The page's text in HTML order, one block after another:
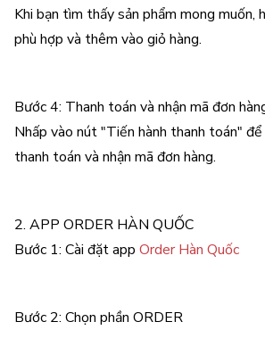
Khi bạn tìm thấy sản phẩm mong muốn,
phù hợp và thêm vào giỏ hàng.
Bước 4: Thanh toán và nhận mã đơn
Nhấp vào nút "Tiến hành thanh toán" để
thanh toán và nhận mã đơn hàng.
2. APP ORDER HÀN QUỐC
Bước 1: Cài đặt app Order Hàn Quốc
Bước 2: Chọn phần ORDER